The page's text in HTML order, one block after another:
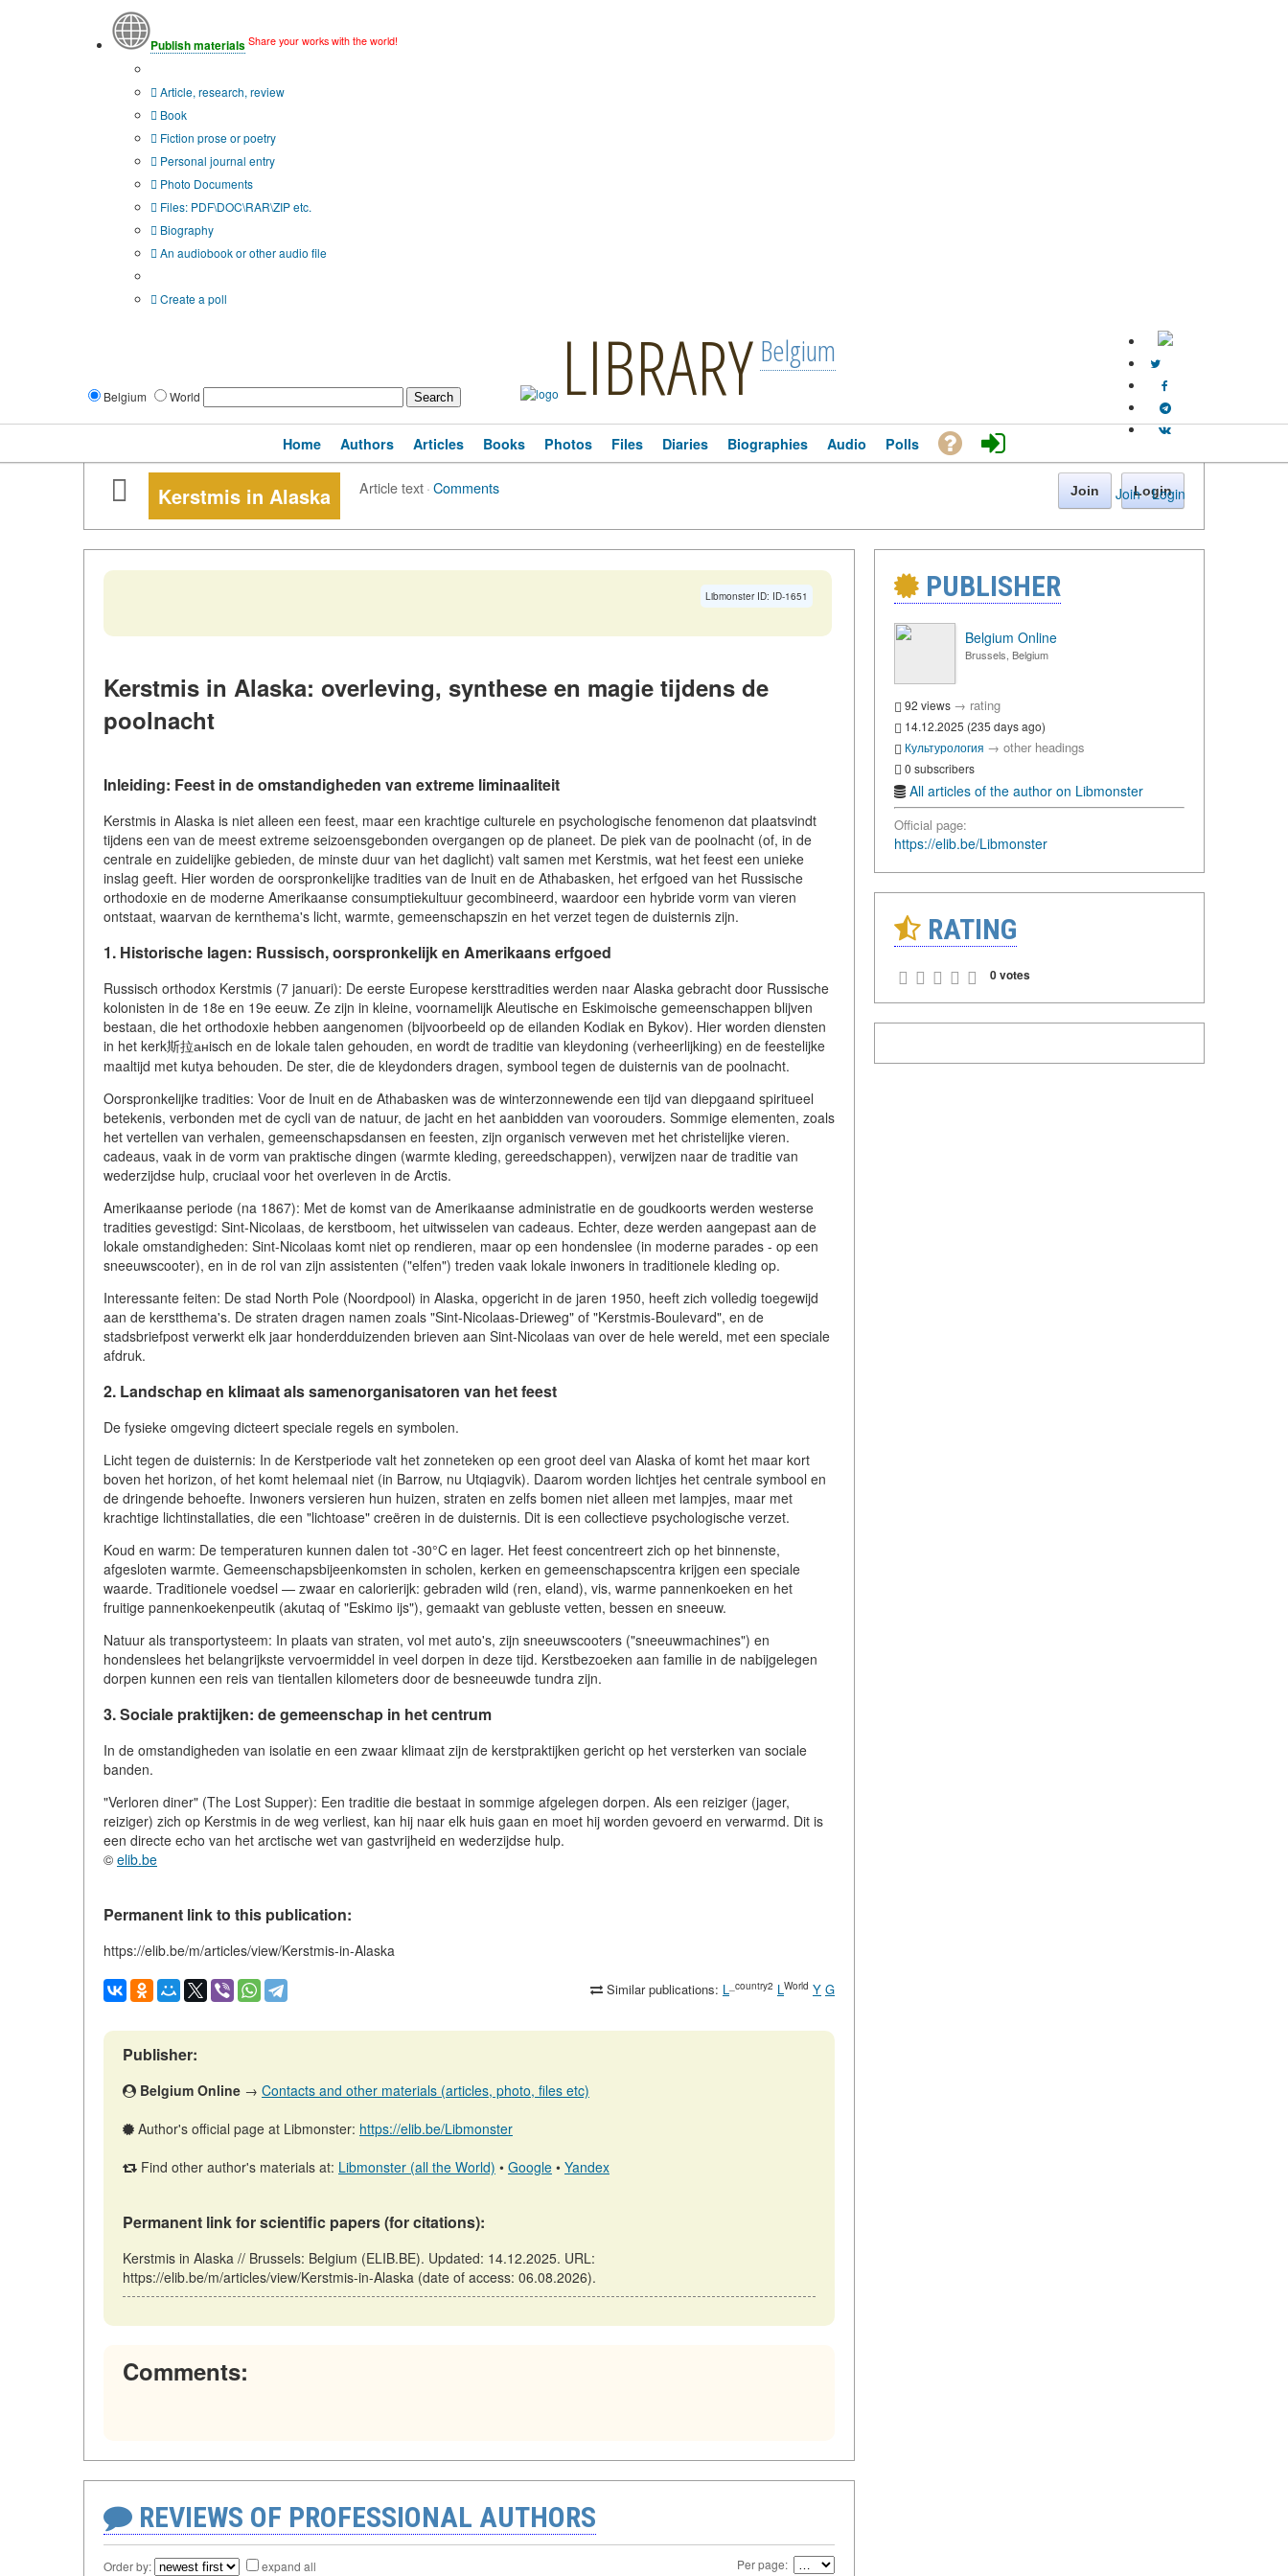
Publish materials Share your works with the world!
Article, research, review
Book
Fiction prose or poetry
Personal journal entry
Photo Documents
Files: PDF\DOC\RAR\ZIP etc.
Biography
An audiobook or other audio file
Create a poll
Belgium World LIBRARY Belgium
Join · Login
Home Authors Articles Books Photos Files Diaries Biographies Audio Polls
Kerstmis in Alaska Article text·Comments Join Login
Libmonster ID: ID-1651
Kerstmis in Alaska: overleving, synthese en magie tijdens de
poolnacht
Inleiding: Feest in de omstandigheden van extreme liminaaliteit
Kerstmis in Alaska is niet alleen een feest, maar een krachtige culturele en psychologische fenomenon dat plaatsvindt
tijdens een van de meest extreme seizoensgebonden overgangen op de planeet. De piek van de poolnacht (of, in de
centrale en zuidelijke gebieden, de minste duur van het daglicht) valt samen met Kerstmis, wat het feest een unieke
inslag geeft. Hier worden de oorspronkelijke tradities van de Inuit en de Athabasken, het erfgoed van het Russische
orthodoxie en de moderne Amerikaanse consumptiekultuur gecombineerd, waardoor een hybride vorm van vieren
ontstaat, waarvan de kernthema's licht, warmte, gemeenschapszin en het verzet tegen de duisternis zijn.
1. Historische lagen: Russisch, oorspronkelijk en Amerikaans erfgoed
Russisch orthodox Kerstmis (7 januari): De eerste Europese kersttradities werden naar Alaska gebracht door Russische
kolonisten in de 18e en 19e eeuw. Ze zijn in kleine, voornamelijk Aleutische en Eskimoische gemeenschappen blijven
bestaan, die het orthodoxie hebben aangenomen (bijvoorbeeld op de eilanden Kodiak en Bykov). Hier worden diensten
in het kerk斯拉анisch en de lokale talen gehouden, en wordt de traditie van kleydoning (verheerlijking) en de feestelijke
maaltijd met kutya behouden. De ster, die de kleydonders dragen, symbool tegen de duisternis van de poolnacht.
Oorspronkelijke tradities: Voor de Inuit en de Athabasken was de winterzonnewende een tijd van diepgaand spiritueel
betekenis, verbonden met de cycli van de natuur, de jacht en het aanbidden van voorouders. Sommige elementen, zoals
het vertellen van verhalen, gemeenschapsdansen en feesten, zijn organisch verweven met het christelijke vieren.
cadeaus, vaak in de vorm van praktische dingen (warmte kleding, gereedschappen), verwijzen naar de traditie van
wederzijdse hulp, cruciaal voor het overleven in de Arctis.
Amerikaanse periode (na 1867): Met de komst van de Amerikaanse administratie en de goudkoorts werden westerse
tradities gevestigd: Sint-Nicolaas, de kerstboom, het uitwisselen van cadeaus. Echter, deze werden aangepast aan de
lokale omstandigheden: Sint-Nicolaas komt niet op rendieren, maar op een hondenslee (in moderne parades - op een
sneeuwscooter), en in de rol van zijn assistenten ("elfen") treden vaak lokale inwoners in traditionele kleding op.
Interessante feiten: De stad North Pole (Noordpool) in Alaska, opgericht in de jaren 1950, heeft zich volledig toegewijd
aan de kerstthema's. De straten dragen namen zoals "Sint-Nicolaas-Drieweg" of "Kerstmis-Boulevard", en de
stadsbriefpost verwerkt elk jaar honderdduizenden brieven aan Sint-Nicolaas van over de hele wereld, met een speciale
afdruk.
2. Landschap en klimaat als samenorganisatoren van het feest
De fysieke omgeving dicteert speciale regels en symbolen.
Licht tegen de duisternis: In de Kerstperiode valt het zonneteken op een groot deel van Alaska of komt het maar kort
boven het horizon, of het komt helemaal niet (in Barrow, nu Utqiagvik). Daarom worden lichtjes het centrale symbool en
de dringende behoefte. Inwoners versieren hun huizen, straten en zelfs bomen niet alleen met lampjes, maar met
krachtige lichtinstallaties, die een "lichtoase" creëren in de duisternis. Dit is een collectieve psychologische verzet.
Koud en warm: De temperaturen kunnen dalen tot -30°C en lager. Het feest concentreert zich op het binnenste,
afgesloten warmte. Gemeenschapsbijeenkomsten in scholen, kerken en gemeenschapscentra krijgen een speciale
waarde. Traditionele voedsel — zwaar en calorierijk: gebraden wild (ren, eland), vis, warme pannenkoeken en het
fruitige pannenkoekenpeutik (akutaq of "Eskimo ijs"), gemaakt van gebluste vetten, bessen en sneeuw.
Natuur als transportysteem: In plaats van straten, vol met auto's, zijn sneeuwscooters ("sneeuwmachines") en
hondenslees het belangrijkste vervoermiddel in veel dorpen in deze tijd. Kerstbezoeken aan familie in de nabijgelegen
dorpen kunnen een reis van tientallen kilometers door de besneeuwde tundra zijn.
3. Sociale praktijken: de gemeenschap in het centrum
In de omstandigheden van isolatie en een zwaar klimaat zijn de kerstpraktijken gericht op het versterken van sociale
banden.
"Verloren diner" (The Lost Supper): Een traditie die bestaat in sommige afgelegen dorpen. Als een reiziger (jager,
reiziger) zich op Kerstmis in de weg verliest, kan hij naar elk huis gaan en moet hij worden gevoerd en verwarmd. Dit is
een directe echo van het arctische wet van gastvrijheid en wederzijdse hulp.
© elib.be
Permanent link to this publication:
https://elib.be/m/articles/view/Kerstmis-in-Alaska
Similar publications: L _country2 LWorld Y G
Publisher:
Belgium Online → Contacts and other materials (articles, photo, files etc)
Author's official page at Libmonster: https://elib.be/Libmonster
Find other author's materials at: Libmonster (all the World) • Google • Yandex
Permanent link for scientific papers (for citations):
Kerstmis in Alaska // Brussels: Belgium (ELIB.BE). Updated: 14.12.2025. URL:
https://elib.be/m/articles/view/Kerstmis-in-Alaska (date of access: 06.08.2026).
Comments:
REVIEWS OF PROFESSIONAL AUTHORS
Order by: expand all Per page:
PUBLISHER
Belgium Online
Brussels, Belgium
92 views → rating
14.12.2025 (235 days ago)
Культурология → other headings
0 subscribers
All articles of the author on Libmonster
Official page:
https://elib.be/Libmonster
RATING
0 votes